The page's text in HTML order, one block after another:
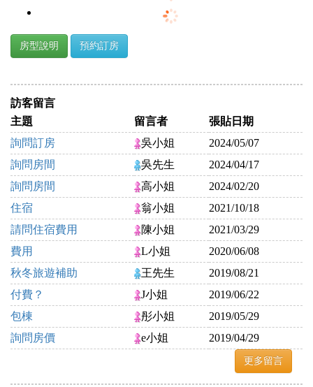
房型說明 預約訂房
訪客留言
主題
留言者
張貼日期
詢問訂房
吳小姐
2024/05/07
詢問房間
吳先生
2024/04/17
詢問房間
高小姐
2024/02/20
住宿
翁小姐
2021/10/18
請問住宿費用
陳小姐
2021/03/29
費用
L小姐
2020/06/08
秋冬旅遊補助
王先生
2019/08/21
付費？
J小姐
2019/06/22
包棟
彤小姐
2019/05/29
詢問房價
e小姐 2019/04/29
更多留言